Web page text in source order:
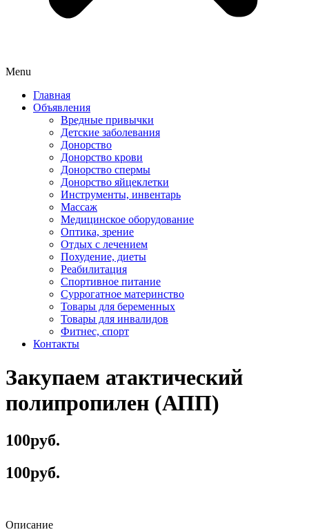
Menu
Главная
Объявления
Вредные привычки
Детские заболевания
Донорство
Донорство крови
Донорство спермы
Донорство яйцеклетки
Инструменты, инвентарь
Массаж
Медицинское оборудование
Оптика, зрение
Отдых с лечением
Похудение, диеты
Реабилитация
Спортивное питание
Суррогатное материнство
Товары для беременных
Товары для инвалидов
Фитнес, спорт
Контакты
Закупаем атактический
полипропилен (АПП)
100руб.
100руб.
Описание